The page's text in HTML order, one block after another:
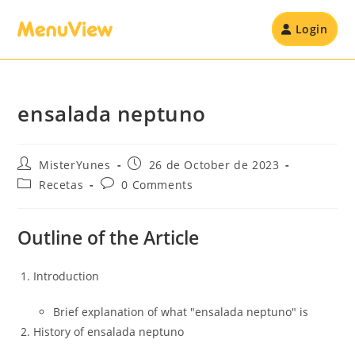
Login
ensalada neptuno
MisterYunes
26 de October de 2023
Recetas
0 Comments
Outline of the Article
Introduction
Brief explanation of what "ensalada neptuno" is
History of ensalada neptuno